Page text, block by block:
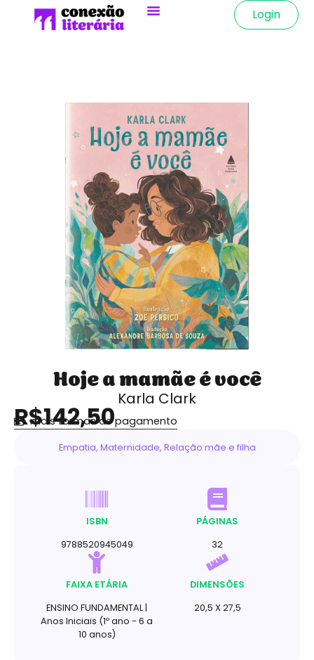
Login
Hoje a mamãe é você
Karla Clark
R$142,50
mais formas de pagamento
Empatia, Maternidade, Relação mãe e filha
ISBN
9788520945049
PÁGINAS
32
FAIXA ETÁRIA
ENSINO FUNDAMENTAL |
Anos Iniciais (1º ano - 6 a
10 anos)
DIMENSÕES
20,5 X 27,5